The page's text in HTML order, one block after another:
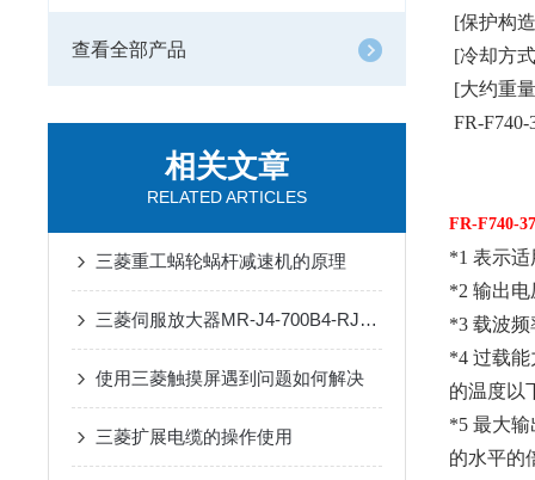
查看全部产品
相关文章
RELATED ARTICLES
三菱重工蜗轮蜗杆减速机的原理
三菱伺服放大器MR-J4-700B4-RJ：高性能驱动的智慧选择
使用三菱触摸屏遇到问题如何解决
三菱扩展电缆的操作使用
[保护构
[冷却方
[大约重
FR-
FR-F740-
*1 表示
*2 输出
*3 载波
*4 过载
的温度以
*5 最大
的水平的